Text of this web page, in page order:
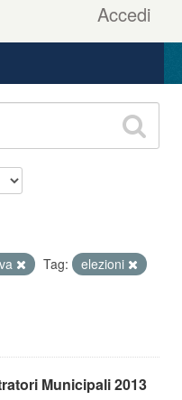
Accedi
Tag:
elezioni
Municipali 2013